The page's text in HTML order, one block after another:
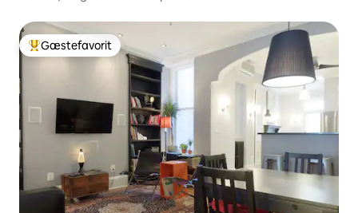
Bedste gæstefavorit
Gæstefavorit